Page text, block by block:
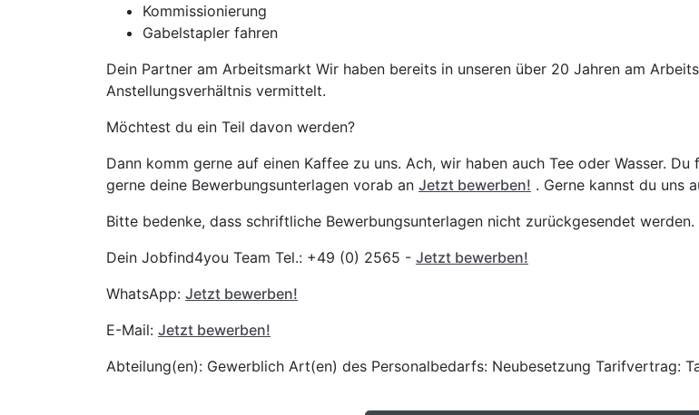
Kommissionierung
Gabelstapler fahren
Dein Partner am Arbeitsmarkt Wir haben bereits in unseren über 20 Jahren am
Anstellungsverhältnis vermittelt.
Möchtest du ein Teil davon werden?
Dann komm gerne auf einen Kaffee zu uns. Ach, wir haben auch Tee oder Wasser.
gerne deine Bewerbungsunterlagen vorab an Jetzt bewerben! . Gerne kannst du uns
Bitte bedenke, dass schriftliche Bewerbungsunterlagen nicht zurückgesendet werden.
Dein Jobfind4you Team Tel.: +49 (0) 2565 - Jetzt bewerben!
WhatsApp: Jetzt bewerben!
E-Mail: Jetzt bewerben!
Abteilung(en): Gewerblich Art(en) des Personalbedarfs: Neubesetzung Tarifvertrag: